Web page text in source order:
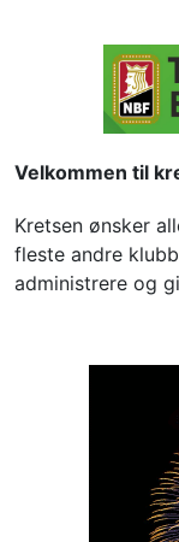
Velkommen til
Kretsen ønsker
fleste andre
administrere og